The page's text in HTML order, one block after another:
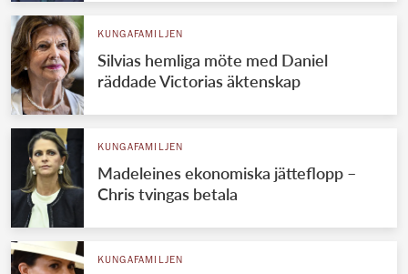
KUNGAFAMILJEN
Silvias hemliga möte med Daniel
räddade Victorias äktenskap
KUNGAFAMILJEN
Madeleines ekonomiska jätteflopp –
Chris tvingas betala
KUNGAFAMILJEN